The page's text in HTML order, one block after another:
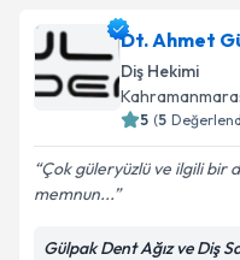
Dt. Ahmet
Diş Hekimi
5 (5
Çok güleryüzlü ve ilgili bir
memnun...
Gülpak Dent Ağız ve Diş